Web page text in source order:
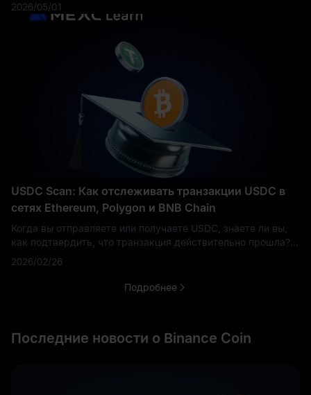
возможности. В этом руководстве мы разберём всё, ч
2026/05/01
USDC Scan: Как отслеживать транзакции USDC в
сетях Ethereum, Polygon и BNB Chain
Когда вы отправляете или получаете USDC, знаете ли вы,
как подтвердить, что транзакция действительно прошла?
USDC scan даст вам ответ за считанные секунды. В этом
руководстве объясняется, что такое US
2026/02/26
Подробнее
Последние новости о Binance Coin